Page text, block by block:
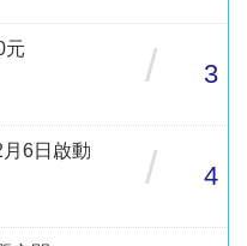
元
/ 3
6日啟動
/ 4